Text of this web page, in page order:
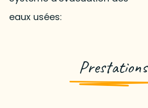
eaux usées:
Prestations